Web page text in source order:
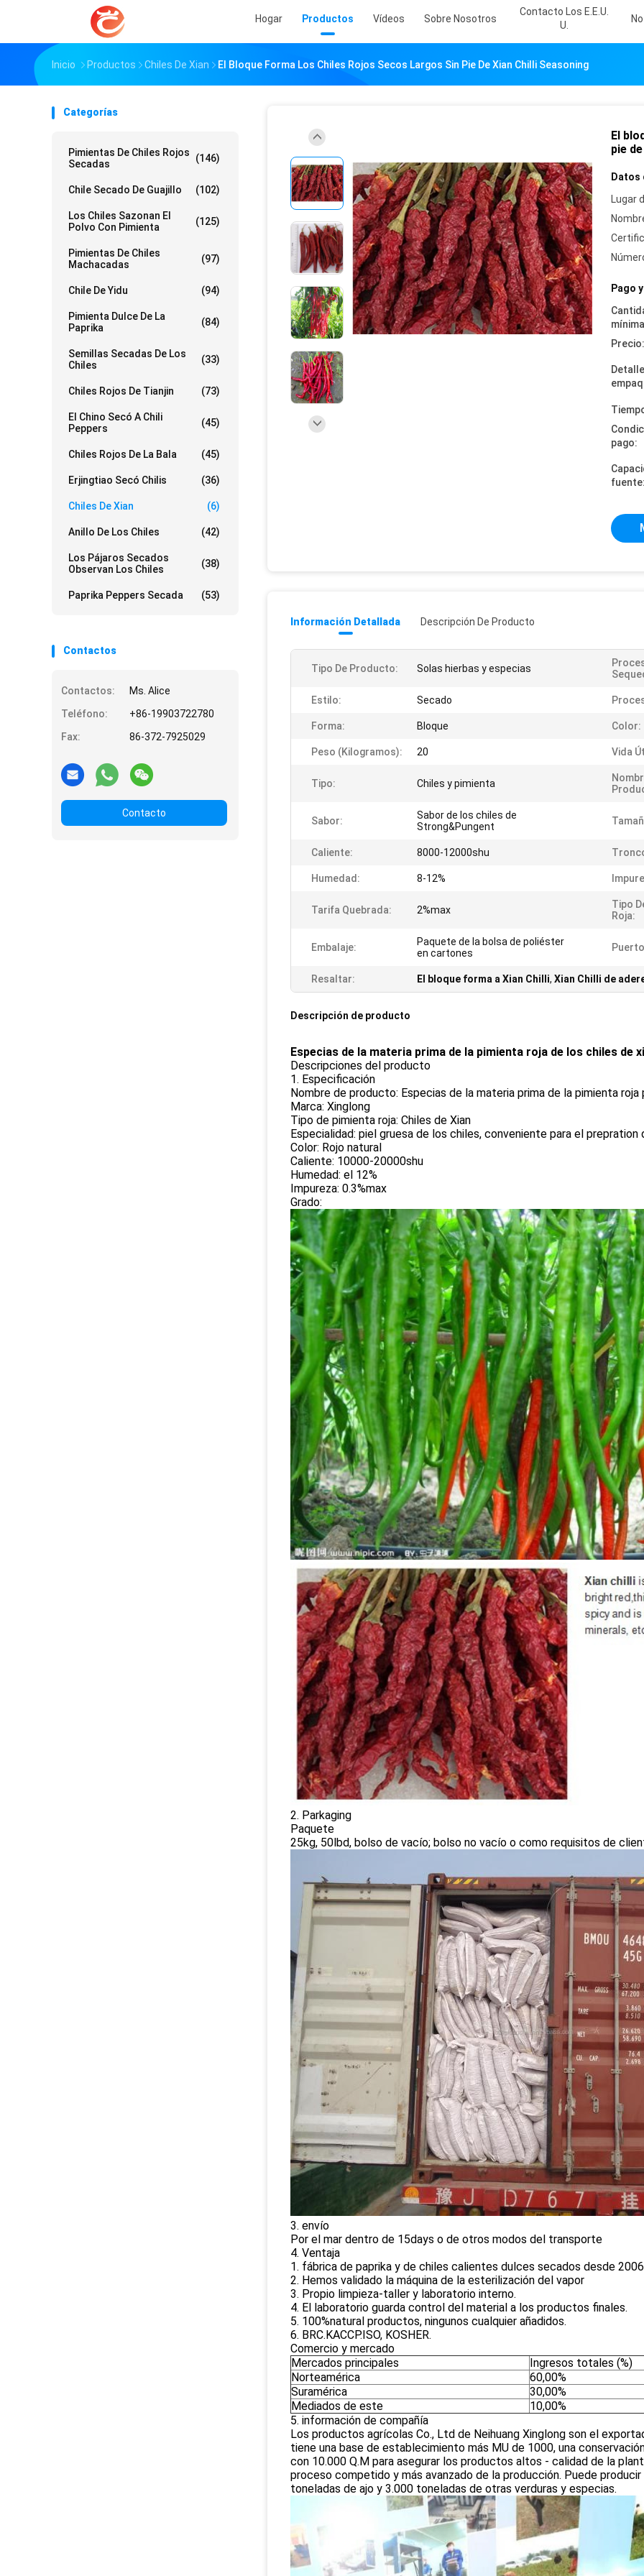
Hogar Productos Vídeos Sobre Nosotros
Contacto Los E.E.U.
U.
Inicio Productos Chiles De Xian El Bloque Forma Los Chiles Rojos Secos Largos Sin Pie De Xian Chilli Seasoning
Categorías
Pimientas De Chiles Rojos
Secadas
(146)
Chile Secado De Guajillo (102)
Los Chiles Sazonan El
Polvo Con Pimienta
(125)
Pimientas De Chiles
Machacadas
(97)
Chile De Yidu (94)
Pimienta Dulce De La
Paprika
(84)
Semillas Secadas De Los
Chiles
(33)
Chiles Rojos De Tianjin (73)
El Chino Secó A Chili
Peppers
(45)
Chiles Rojos De La Bala (45)
Erjingtiao Secó Chilis (36)
Chiles De Xian (6)
Anillo De Los Chiles (42)
Los Pájaros Secados
Observan Los Chiles
(38)
Paprika Peppers Secada (53)
Contactos
Contactos:
Ms. Alice
Teléfono:
+86-19903722780
Fax:
86-372-7925029
Contacto
El
pie
Datos
Lugar
Pago
Precio:
pago:
Información Detallada Descripción De Producto
Tipo De Producto: Solas hierbas y especias
Estilo: Secado
Forma: Bloque Color:
Peso (kilogramos): 20 Vida
Tipo: Chiles y pimienta
Sabor:
Sabor de los chiles de
Strong&Pungent
Caliente: 8000-12000shu
Humedad: 8-12%
Tarifa Quebrada: 2%max
Tipo
Roja:
Embalaje:
Paquete de la bolsa de poliéster
en cartones
Resaltar: El bloque forma a Xian Chilli, Xian Chilli de
Descripción de producto
Especias de la materia prima de la pimienta roja de los chiles de
Descripciones del producto
1. Especificación
Nombre de producto: Especias de la materia prima de la pimienta
Marca: Xinglong
Tipo de pimienta roja: Chiles de Xian
Especialidad: piel gruesa de los chiles, conveniente para el
Color: Rojo natural
Caliente: 10000-20000shu
Humedad: el 12%
Impureza: 0.3%max
Grado:
2. Parkaging
Paquete
25kg, 50lbd, bolso de vacío; bolso no vacío o como requisitos de
3. envío
Por el mar dentro de 15days o de otros modos del transporte
4. Ventaja
1. fábrica de paprika y de chiles calientes dulces secados desde 2006
2. Hemos validado la máquina de la esterilización del vapor
3. Propio limpieza-taller y laboratorio interno.
4. El laboratorio guarda control del material a los productos finales.
5. 100%natural productos, ningunos cualquier añadidos.
6. BRC.KACCP.ISO, KOSHER.
Comercio y mercado
Mercados principales
Ingresos totales (%)
Norteamérica
60,00%
Suramérica
30,00%
Mediados de este
10,00%
5. información de compañía
Los productos agrícolas Co., Ltd de Neihuang Xinglong son el
tiene una base de establecimiento más MU de 1000, una
con 10.000 Q.M para asegurar los productos altos - calidad de la
proceso competido y más avanzado de la producción. Puede
toneladas de ajo y 3.000 toneladas de otras verduras y especias.